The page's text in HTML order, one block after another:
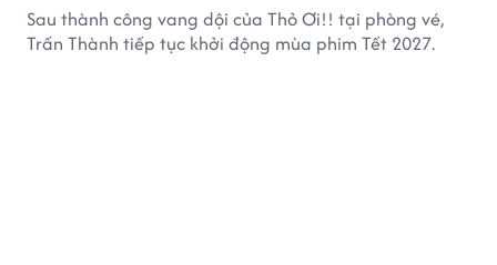
Sau thành công vang dội của Thỏ Ơi!! tại phòng vé,
Trấn Thành tiếp tục khởi động mùa phim Tết 2027.